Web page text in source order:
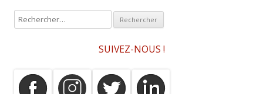
e
SUIVEZ-NOUS !